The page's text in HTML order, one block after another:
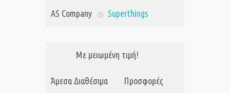
AS Company Superthings
Με μειωμένη τιμή!
Άμεσα Διαθέσιμα Προσφορές